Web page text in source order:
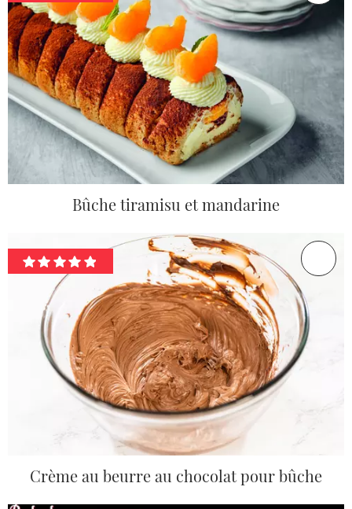
Bûche tiramisu et mandarine
Crème au beurre au chocolat pour bûche